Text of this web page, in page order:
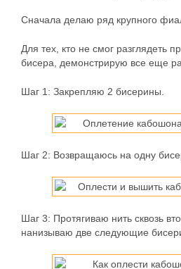
Сначала делаю ряд крупного
Для тех, кто не смог разглядеть
бисера, демонстрирую все еще
Шаг 1: Закрепляю 2 бисерины.
Шаг 2: Возвращаюсь на одну
Шаг 3: Протягиваю нить сквозь
нанизываю две следующие